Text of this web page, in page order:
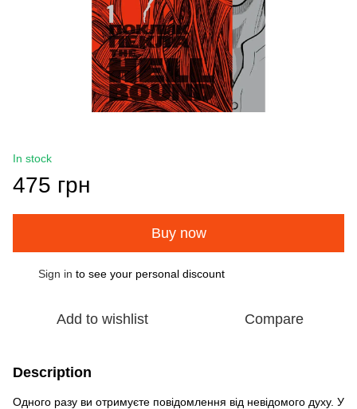
In stock
475 грн
Buy now
Sign in to see your personal discount
Add to wishlist Compare
Description
Одного разу ви отримуєте повідомлення від невідомого духу. У